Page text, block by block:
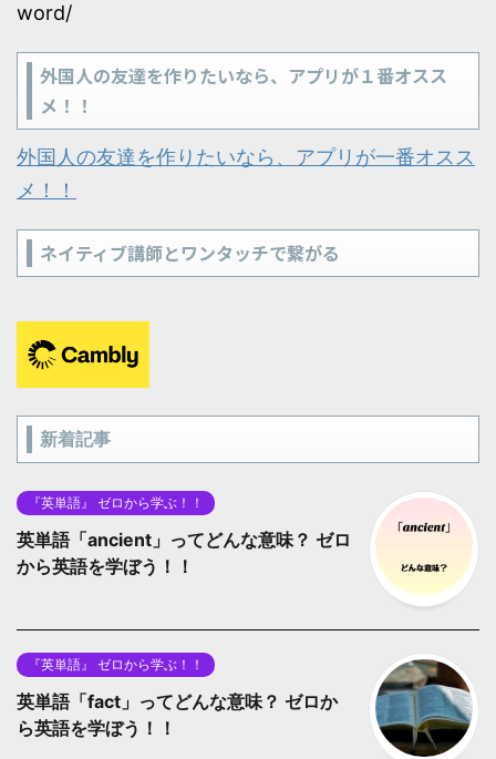
word/
外国人の友達を作りたいなら、アプリが１番オスス
メ！！
外国人の友達を作りたいなら、アプリが一番オスス
メ！！
ネイティブ講師とワンタッチで繋がる
新着記事
『英単語』 ゼロから学ぶ！！
英単語「ancient」ってどんな意味？ ゼロ
から英語を学ぼう！！
『英単語』 ゼロから学ぶ！！
英単語「fact」ってどんな意味？ ゼロか
ら英語を学ぼう！！